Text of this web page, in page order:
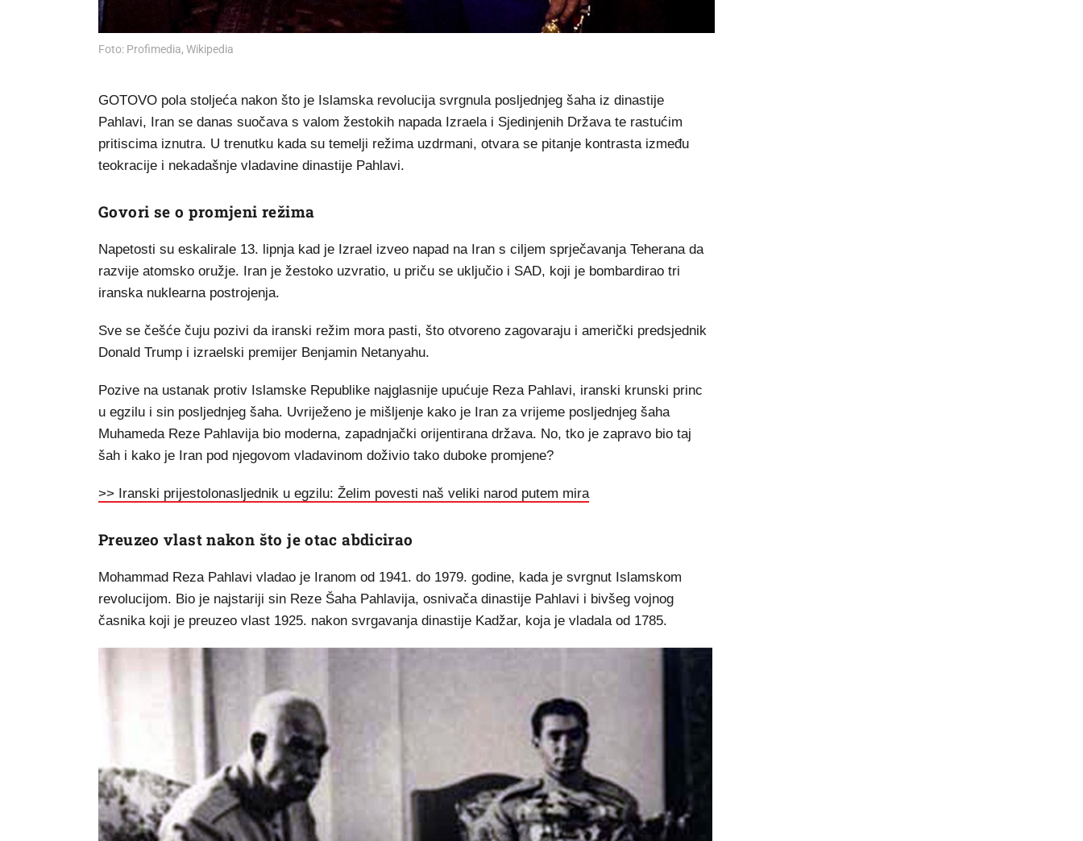
Foto: Profimedia, Wikipedia
GOTOVO pola stoljeća nakon što je Islamska revolucija svrgnula posljednjeg šaha iz dinastije
Pahlavi, Iran se danas suočava s valom žestokih napada Izraela i Sjedinjenih Država te rastućim
pritiscima iznutra. U trenutku kada su temelji režima uzdrmani, otvara se pitanje kontrasta između
teokracije i nekadašnje vladavine dinastije Pahlavi.
Govori se o promjeni režima
Napetosti su eskalirale 13. lipnja kad je Izrael izveo napad na Iran s ciljem sprječavanja Teherana da
razvije atomsko oružje. Iran je žestoko uzvratio, u priču se uključio i SAD, koji je bombardirao tri
iranska nuklearna postrojenja.
Sve se češće čuju pozivi da iranski režim mora pasti, što otvoreno zagovaraju i američki predsjednik
Donald Trump i izraelski premijer Benjamin Netanyahu.
Pozive na ustanak protiv Islamske Republike najglasnije upućuje Reza Pahlavi, iranski krunski princ
u egzilu i sin posljednjeg šaha. Uvriježeno je mišljenje kako je Iran za vrijeme posljednjeg šaha
Muhameda Reze Pahlavija bio moderna, zapadnjački orijentirana država. No, tko je zapravo bio taj
šah i kako je Iran pod njegovom vladavinom doživio tako duboke promjene?
>> Iranski prijestolonasljednik u egzilu: Želim povesti naš veliki narod putem mira
Preuzeo vlast nakon što je otac abdicirao
Mohammad Reza Pahlavi vladao je Iranom od 1941. do 1979. godine, kada je svrgnut Islamskom
revolucijom. Bio je najstariji sin Reze Šaha Pahlavija, osnivača dinastije Pahlavi i bivšeg vojnog
časnika koji je preuzeo vlast 1925. nakon svrgavanja dinastije Kadžar, koja je vladala od 1785.